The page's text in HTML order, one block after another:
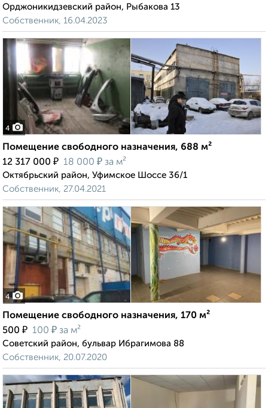
Орджоникидзевский район, Рыбакова 13
Собственник, 16.04.2023
4
Помещение свободного назначения, 688 м²
12 317 000 ₽ 18 000 ₽ за м²
Октябрьский район, Уфимское Шоссе 36/1
Собственник, 27.04.2021
4
Помещение свободного назначения, 170 м²
500 ₽ 100 ₽ за м²
Советский район, бульвар Ибрагимова 88
Собственник, 20.07.2020